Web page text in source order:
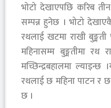
भोटो देखाएपछि करिब तीन
सम्पन्न हुनेछ । भोटो
रथलाई खटमा राखी बुङ्मती
महिनासम्म बुङ्मतीमा रथ
मच्छिन्द्रबहालमा ल्याइन्छ
रथलाई छ महिना पाटन र छ
छ ।